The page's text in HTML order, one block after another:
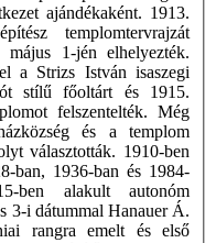
ajándékaként. 1913.
templomtervrajzát
1-jén elhelyezték.
a Strizs István isaszegi
stílű főoltárt és 1915.
felszentelték. Még
és a templom
választották. 1910-ben
ban, 1936-ban és 1984-
ben alakult autonóm
3-i dátummal Hanauer Á.
rangra emelt és első